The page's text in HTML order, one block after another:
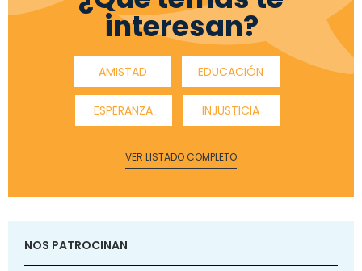
interesan?
AMISTAD EDUCACIÓN
ESPERANZA INJUSTICIA
VER LISTADO COMPLETO
NOS PATROCINAN